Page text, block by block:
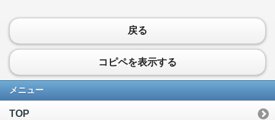
戻る
コピペを表示する
メニュー
TOP